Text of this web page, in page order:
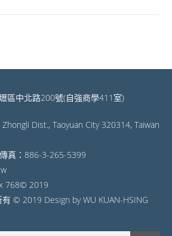
區中北路200號(自強商學411室)
Dist., Taoyuan City 320314, Taiwan
真：886-3-265-5399
768© 2019
© 2019 Design by WU KUAN-HSING